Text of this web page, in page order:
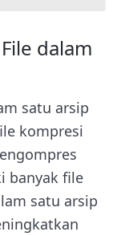
dalam
satu arsip
kompresi
banyak file
satu arsip